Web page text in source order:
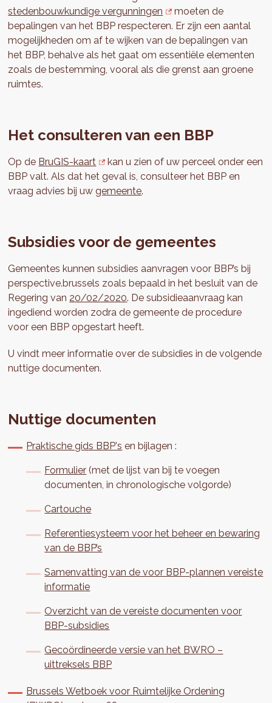
stedenbouwkundige vergunningen
moeten de
bepalingen van het BBP respecteren. Er zijn een aantal
mogelijkheden om af te wijken van de bepalingen van
het BBP, behalve als het gaat om essentiële elementen
zoals de bestemming, vooral als die grenst aan groene
ruimtes.
Het consulteren van een BBP
Op de BruGIS-kaart
kan u zien of uw perceel onder een
BBP valt. Als dat het geval is, consulteer het BBP en
vraag advies bij uwgemeente.
Subsidies voor de gemeentes
Gemeentes kunnen subsidies aanvragen voor BBP’s bij
perspective.brussels zoals bepaald in het besluit van de
Regering van 20/02/2020. De subsidieaanvraag kan
ingediend worden zodra de gemeente de procedure
voor een BBP opgestart heeft.
U vindt meer informatie over de subsidies in de volgende
nuttige documenten.
Nuttige documenten
Praktische gids BBP's en bijlagen :
Formulier (met de lijst van bij te voegen
documenten, in chronologische volgorde)
Cartouche
Referentiesysteem voor het beheer en bewaring
van de BBP’s
Samenvatting van de voor BBP-plannen vereiste
informatie
Overzicht van de vereiste documenten voor
BBP-subsidies
Gecoördineerde versie van het BWRO –
uittreksels BBP
Brussels Wetboek voor Ruimtelijke Ordening